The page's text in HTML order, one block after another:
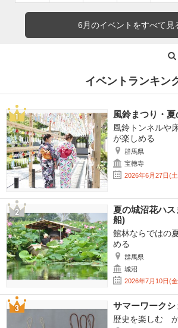
6月のイベントをすべて見
イベントランキン
風鈴まつり・
風鈴トンネルや
が楽しめる
群馬県
宝徳寺
2026年6月27日(
夏の城沼花ハ
船)
館林ならではの
める
群馬県
城沼
2026年7月10日(
サマーワークシ
歴史を楽しむ